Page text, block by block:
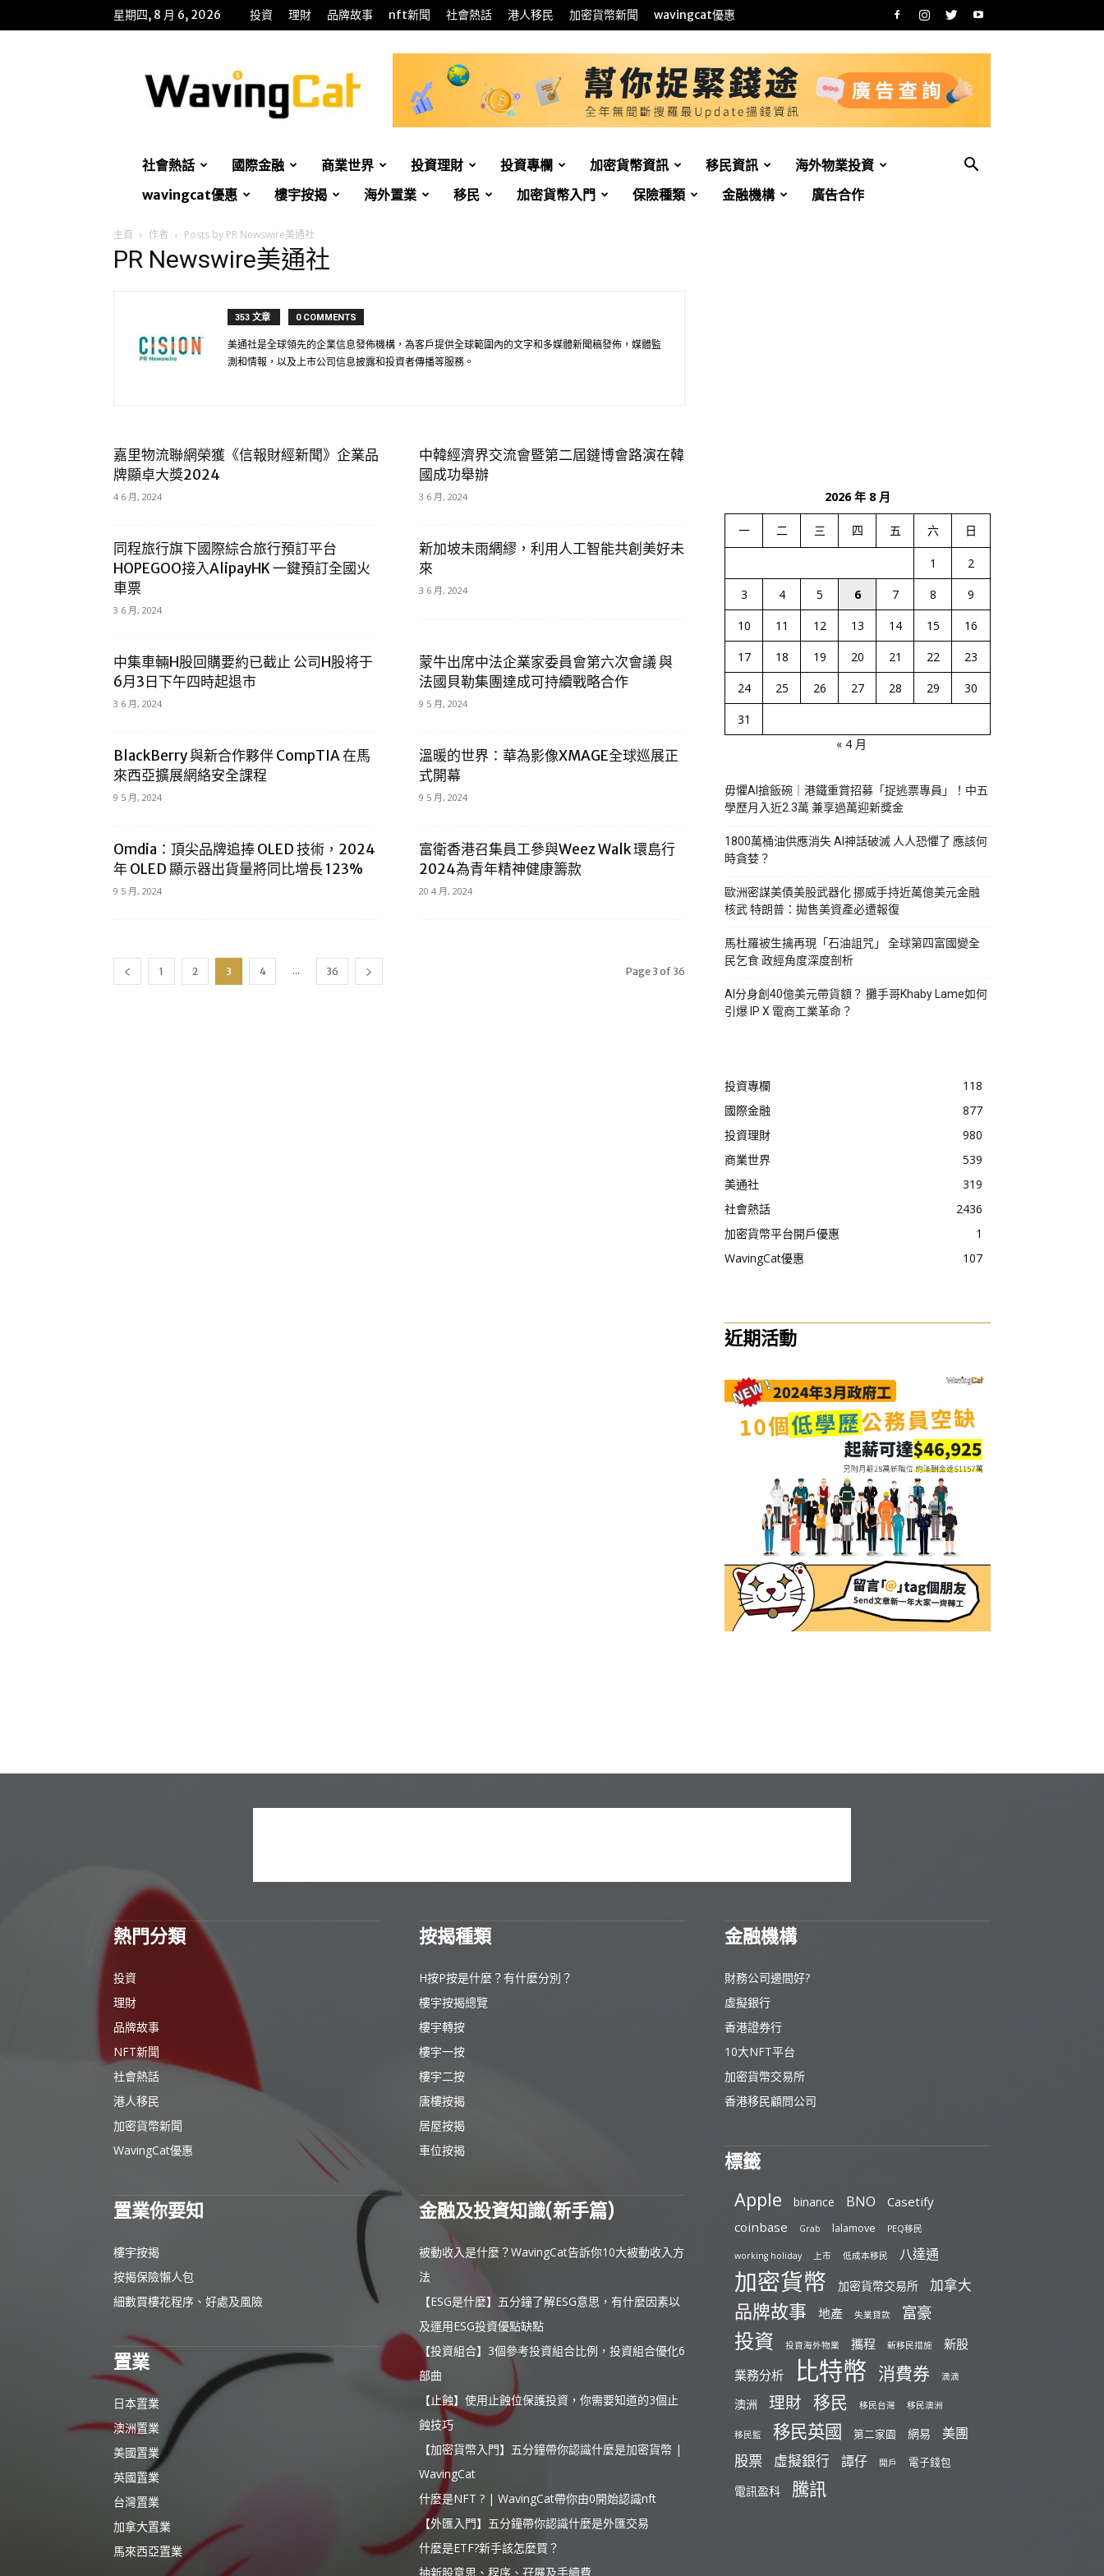
星期四, 8 月 6, 2026 投資 理財 品牌故事 nft新聞 社會熱話 港人移民 加密貨幣新聞 wavingcat優惠
招
財
貓
社會熱話 國際金融 商業世界 投資理財 投資專欄 加密貨幣資訊 移民資訊
海外物業投資
wavingcat優惠
樓宇按揭 海外置業 移民 加密貨幣入門 保險種類 金融機構 廣告合作
主頁 作者 Posts by PR Newswire美通社
PR Newswire美通社
353 文章 0 COMMENTS
美通社是全球領先的企業信息發佈機構，為客戶提供全球範圍內的文字和多媒體新聞稿發佈，媒體監
測和情報，以及上市公司信息披露和投資者傳播等服務。
嘉里物流聯網榮獲《信報財經新聞》企業品
牌顯卓大獎2024
4 6 月, 2024
中韓經濟界交流會暨第二屆鏈博會路演在韓
國成功舉辦
3 6 月, 2024
同程旅行旗下國際綜合旅行預訂平台
HOPEGOO接入AlipayHK 一鍵預訂全國火
車票
3 6 月, 2024
新加坡未雨綢繆，利用人工智能共創美好未
來
3 6 月, 2024
中集車輛H股回購要約已截止 公司H股将于
6月3日下午四時起退市
3 6 月, 2024
蒙牛出席中法企業家委員會第六次會議 與
法國貝勒集團達成可持續戰略合作
9 5 月, 2024
BlackBerry 與新合作夥伴 CompTIA 在馬
來西亞擴展網絡安全課程
9 5 月, 2024
溫暖的世界：華為影像XMAGE全球巡展正
式開幕
9 5 月, 2024
Omdia：頂尖品牌追捧 OLED 技術，2024
年 OLED 顯示器出貨量將同比增長 123%
9 5 月, 2024
富衛香港召集員工參與Weez Walk 環島行
2024為青年精神健康籌款
20 4 月, 2024
1 2 3 4 ... 36 Page 3 of 36
2026 年 8 月
一 二 三 四 五 六 日
1
2
3
4 5 6 7 8
9
10
11 12 13 14 15
16
17
18 19 20 21 22
23
24
25 26 27 28 29
30
31
« 4 月
毋懼AI搶飯碗｜港鐵重賞招募「捉逃票專員」！中五
學歷月入近2.3萬 兼享過萬迎新獎金
1800萬桶油供應消失 AI神話破滅 人人恐懼了 應該何
時貪婪？
歐洲密謀美債美股武器化 挪威手持近萬億美元金融
核武 特朗普：拋售美資產必遭報復
馬杜羅被生擒再現「石油詛咒」 全球第四富國變全
民乞食 政經角度深度剖析
AI分身創40億美元帶貨額？ 攤手哥Khaby Lame如何
引爆 IP X 電商工業革命？
投資專欄
118
國際金融
877
投資理財
980
商業世界
539
美通社
319
社會熱話
2436
加密貨幣平台開戶優惠
1
WavingCat優惠
107
近期活動
熱門分類
投資
理財
品牌故事
NFT新聞
社會熱話
港人移民
加密貨幣新聞
WavingCat優惠
置業你要知
樓宇按揭
按揭保險懶人包
細數買樓花程序、好處及風險
置業
日本置業
澳洲置業
美國置業
英國置業
台灣置業
加拿大置業
馬來西亞置業
按揭種類
H按P按是什麼？有什麼分別？
樓宇按揭總覽
樓宇轉按
樓宇一按
樓宇二按
唐樓按揭
居屋按揭
車位按揭
金融及投資知識(新手篇)
被動收入是什麼？WavingCat告訴你10大被動收入方
法
【ESG是什麼】五分鐘了解ESG意思，有什麼因素以
及運用ESG投資優點缺點
【投資組合】3個參考投資組合比例，投資組合優化6
部曲
【止蝕】使用止蝕位保護投資，你需要知道的3個止
蝕技巧
【加密貨幣入門】五分鐘帶你認識什麼是加密貨幣 |
WavingCat
什麼是NFT ? | WavingCat帶你由0開始認識nft
【外匯入門】五分鐘帶你認識什麼是外匯交易
什麼是ETF?新手該怎麼買？
抽新股意思、程序、孖展及手續費
金融機構
財務公司邊間好?
虛擬銀行
香港證券行
10大NFT平台
加密貨幣交易所
香港移民顧問公司
標籤
Apple binance BNO
Casetify
coinbase
Grab lalamove PEQ移民
working holiday 上市 低成本移民 八達通
加密貨幣 加密貨幣交易所 加拿大
品牌故事 地產 失業貸款 富豪
投資 投資海外物業 攜程 新移民措施
新股
業務分析
比特幣 消費券 滴滴
澳洲 理財 移民 移民台灣 移民澳洲
移民監 移民英國 第二家園 網易 美團
股票 虛擬銀行 譚仔 開戶 電子錢包
電訊盈科 騰訊